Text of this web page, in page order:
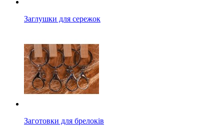
Заглушки для сережок
Заготовки для брелоків